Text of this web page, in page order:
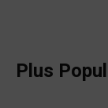
Plus